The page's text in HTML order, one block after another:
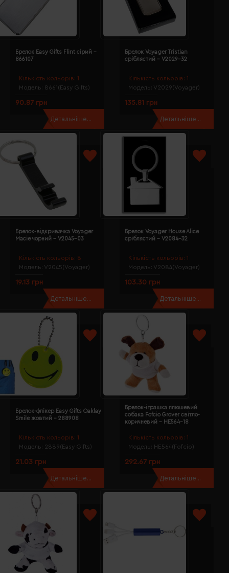
Кількість кольорів: 1
Модель: 8661(Easy Gifts)
Брелок Easy Gifts Flint сірий -
866107
90.87 грн
Детальніше...
Кількість кольорів: 1
Модель: V2029(Voyager)
Брелок Voyager Tristian
сріблястий - V2029-32
135.81 грн
Детальніше...
Кількість кольорів: 8
Модель: V2045(Voyager)
Брелок-відкривачка Voyager
Macie чорний - V2045-03
19.13 грн
Детальніше...
Кількість кольорів: 1
Модель: V2084(Voyager)
Брелок Voyager House Alice
сріблястий - V2084-32
103.30 грн
Детальніше...
Кількість кольорів: 1
Модель: 2889(Easy Gifts)
Брелок-флікер Easy Gifts Oaklay
Smile жовтий - 288908
21.03 грн
Детальніше...
Кількість кольорів: 1
Модель: HE564(Fofcio)
Брелок-іграшка плюшевий
собака Fofcio Grover світло-
коричневий - HE564-18
292.67 грн
Детальніше...